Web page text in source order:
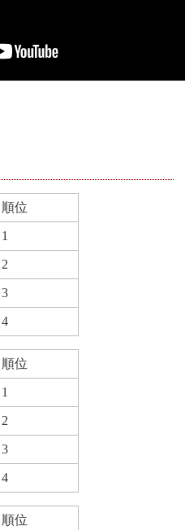
順位
1
2
3
4
順位
1
2
3
4
順位